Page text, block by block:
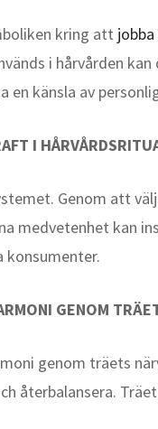
kring att
i hårvården
en känsla av
I
Genom att
medvetenhet kan
konsumenter.
GENOM
genom träets
återbalansera.